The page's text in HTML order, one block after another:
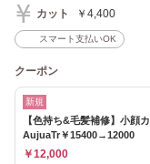
カット ￥4,400
スマート支払いOK
クーポン
新規
【色持ち&毛髪補修】小顔
AujuaTr￥15400→12000
￥12,000